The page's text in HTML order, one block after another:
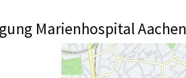
Marienhospital Aachen